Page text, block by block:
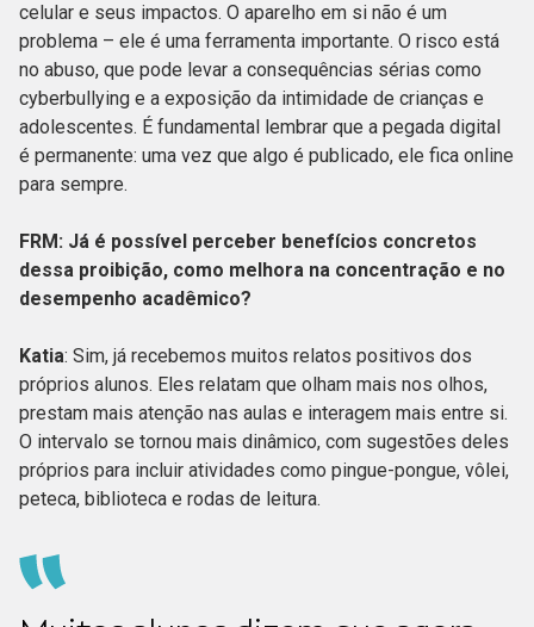
celular e seus impactos. O aparelho em si não é um
problema – ele é uma ferramenta importante. O risco está
no abuso, que pode levar a consequências sérias como
cyberbullying e a exposição da intimidade de crianças e
adolescentes. É fundamental lembrar que a pegada digital
é permanente: uma vez que algo é publicado, ele fica online
para sempre.
FRM: Já é possível perceber benefícios concretos
dessa proibição, como melhora na concentração e no
desempenho acadêmico?
Katia: Sim, já recebemos muitos relatos positivos dos
próprios alunos. Eles relatam que olham mais nos olhos,
prestam mais atenção nas aulas e interagem mais entre si.
O intervalo se tornou mais dinâmico, com sugestões deles
próprios para incluir atividades como pingue-pongue, vôlei,
peteca, biblioteca e rodas de leitura.